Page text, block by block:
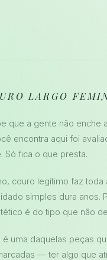
LARGO
que a gente não enche
encontra aqui foi
Só fica o que presta.
couro legítimo faz
simples dura anos.
é do tipo que não
uma daquelas peças
— ter algo que